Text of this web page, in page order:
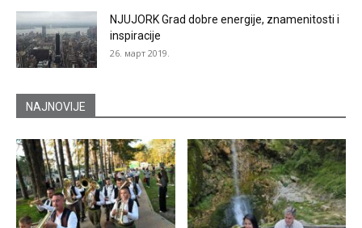
NJUJORK Grad dobre energije, znamenitosti i
inspiracije
26. март 2019.
NAJNOVIJE